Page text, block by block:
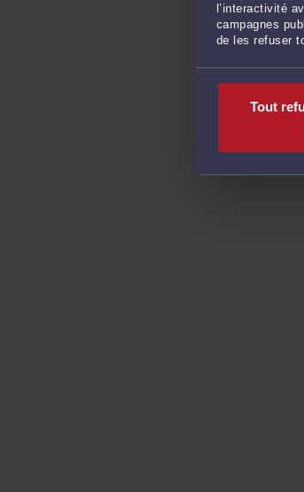
l’interactivité
campagnes
de les refuser
Tout